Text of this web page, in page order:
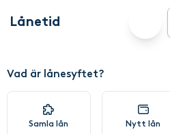
Lånetid
Vad är lånesyftet?
Samla lån Nytt lån